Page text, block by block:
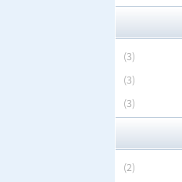
(
3
)
(
3
)
(
3
)
(
2
)